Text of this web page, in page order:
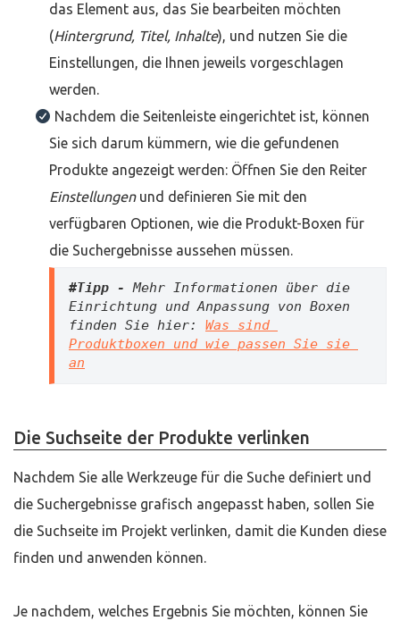
das Element aus, das Sie bearbeiten möchten
(Hintergrund, Titel, Inhalte), und nutzen Sie die
Einstellungen, die Ihnen jeweils vorgeschlagen
werden.
Nachdem die Seitenleiste eingerichtet ist, können
Sie sich darum kümmern, wie die gefundenen
Produkte angezeigt werden: Öffnen Sie den Reiter
Einstellungenund definieren Sie mit den
verfügbaren Optionen, wie die Produkt-Boxen für
die Suchergebnisse aussehen müssen.
#Tipp - Mehr Informationen über die
Einrichtung und Anpassung von Boxen
finden Sie hier: Was sind
Produktboxen und wie passen Sie sie
an
Die Suchseite der Produkte verlinken
Nachdem Sie alle Werkzeuge für die Suche definiert und
die Suchergebnisse grafisch angepasst haben, sollen Sie
die Suchseite im Projekt verlinken, damit die Kunden diese
finden und anwenden können.
Je nachdem, welches Ergebnis Sie möchten, können Sie